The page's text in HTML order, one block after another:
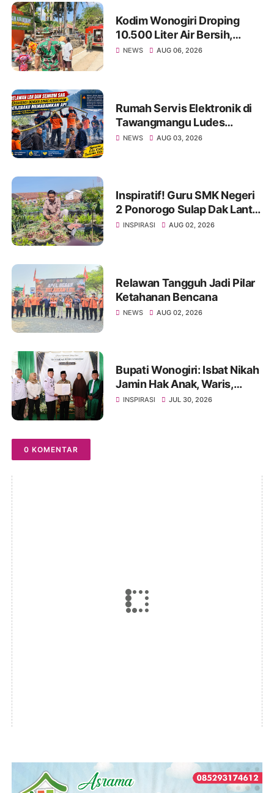
Kodim Wonogiri Droping
10.500 Liter Air Bersih,
Ringankan Beban Warga
NEWS AUG 06, 2026
Rumah Servis Elektronik di
Tawangmangu Ludes
Terbakar, Kerugian Capai
NEWS AUG 03, 2026
Inspiratif! Guru SMK Negeri
2 Ponorogo Sulap Dak Lantai
3 Jadi Kebun Ketahanan
INSPIRASI AUG 02, 2026
Relawan Tangguh Jadi Pilar
Ketahanan Bencana
NEWS AUG 02, 2026
Bupati Wonogiri: Isbat Nikah
Jamin Hak Anak, Waris,
hingga Administrasi
INSPIRASI JUL 30, 2026
0 KOMENTAR